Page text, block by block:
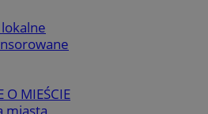
O MIEŚCIE